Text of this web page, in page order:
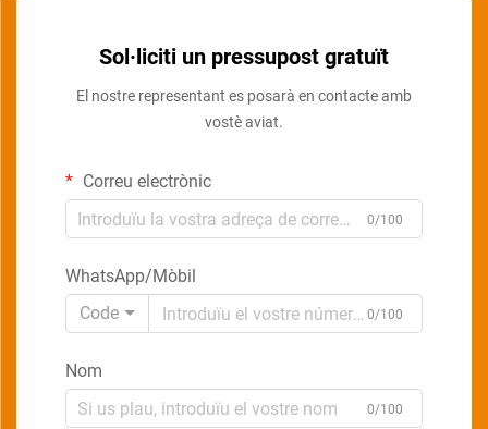
Sol·liciti un pressupost gratuït
El nostre representant es posarà en contacte amb
vostè aviat.
Correu electrònic
0/100
WhatsApp/Mòbil
Code
0/100
Nom
0/100